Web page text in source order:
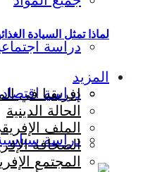
دراسة
دراسة
دراسة
لماذا تمثل السيادة
المزيد
إفريقيا في
الحالة الدينية
الملف
الصحافة
المجتمع